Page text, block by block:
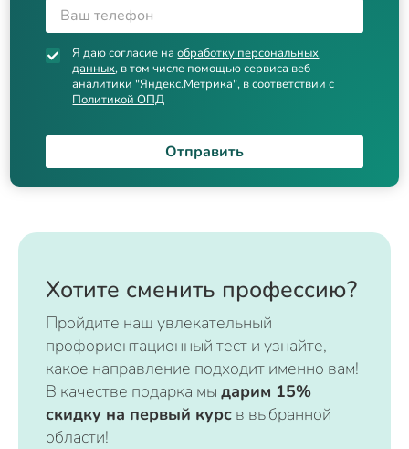
Я даю согласие наобработку персональных
данных, в том числе помощью сервиса веб-
аналитики "Яндекс.Метрика", в соответствии с
Политикой ОПД
Отправить
Хотите сменить профессию?
Пройдите наш увлекательный
профориентационный тест и узнайте,
какое направление подходит именно вам!
В качестве подарка мы дарим 15%
скидку на первый курс в выбранной
области!